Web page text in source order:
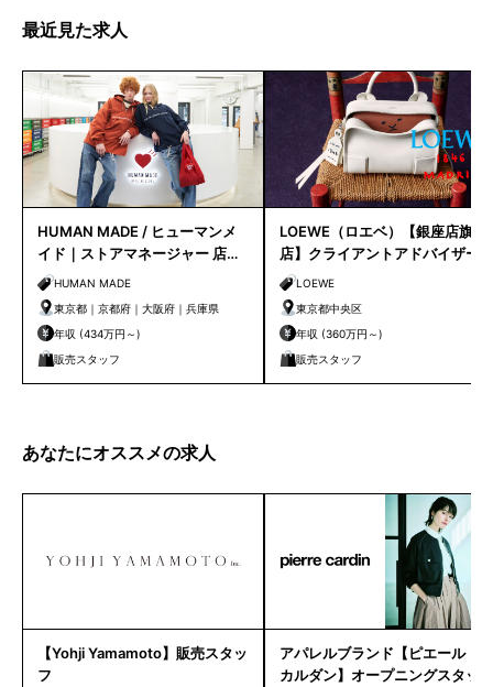
最近見た求人
HUMAN MADE / ヒューマンメ
イド｜ストアマネージャー 店長
候補HUMAN MADE
東京都｜京都府｜大阪府｜兵庫県
年収 (434万円～)
販売スタッフ
LOEWE（ロエベ）【銀座店旗艦
店】クライアントアドバイザー
／シニアクライアントアドバイ
ザー募集
LOEWE
東京都中央区
年収 (360万円～)
販売スタッフ
あなたにオススメの求人
【Yohji Yamamoto】販売スタッ
フ
アパレルブランド【ピエール・
カルダン】オープニングスタッ